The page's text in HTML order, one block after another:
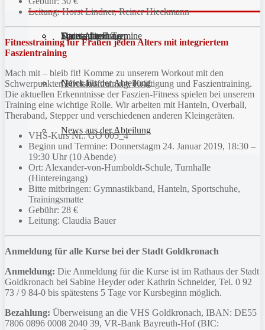
Sportanlagen
Training und Termine
Fitness für Frauen
Quick Fit
News aus der Abteilung
Darts-Abteilung
News aus der Abteilung
Leitung: Horst Lindner, Reiner Hieckmann
Fitnesstraining für Frauen jeden Alters mit integriertem
Faszientraining
Mach mit – bleib fit! Komme zu unserem Workout mit den
Schwerpunkten Kreislauftraining, Kräftigung und Faszientraining.
Die aktuellen Erkenntnisse der Faszien-Fitness spielen bei unserem
Training eine wichtige Rolle. Wir arbeiten mit Hanteln, Overball,
Theraband, Stepper und verschiedenen anderen Kleingeräten.
VHS-Kurs Nr.: GO 005_4
Beginn und Termine: Donnerstagm 24. Januar 2019, 18:30 –
19:30 Uhr (10 Abende)
Ort: Alexander-von-Humboldt-Schule, Turnhalle
(Hintereingang)
Bitte mitbringen: Gymnastikband, Hanteln, Sportschuhe,
Trainingsmatte
Gebühr: 28 €
Leitung: Claudia Bauer
Anmeldung für alle Kurse bei der Stadt Goldkronach
Anmeldung: Die Anmeldung für die Kurse ist im Rathaus der Stadt
Goldkronach bei Sabine Heyder oder Kathrin Schneider, Tel. 0 92
73 / 9 84-0 bis spätestens 5 Tage vor Kursbeginn möglich.
Bezahlung: Überweisung an die VHS Goldkronach, IBAN: DE55
7806 0896 0008 2040 39, VR-Bank Bayreuth-Hof (BIC: